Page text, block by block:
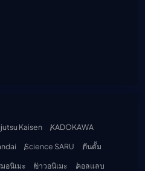
Kaisen
KADOKAWA
Science SARU
กันดั้ม
อนิเมะ ข่าวอนิเมะ
คอลแลบ